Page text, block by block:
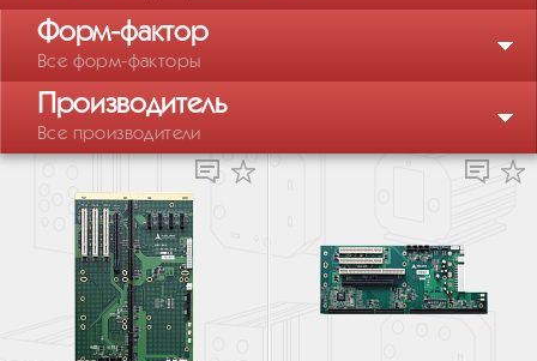
Форм-фактор
Все форм-факторы
Производитель
Все производители